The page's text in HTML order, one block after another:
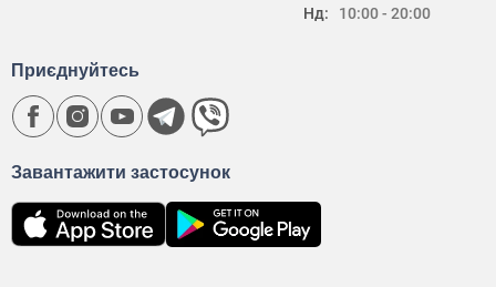
Нд:
10:00 - 20:00
Завантажити застосунок
Приєднуйтесь